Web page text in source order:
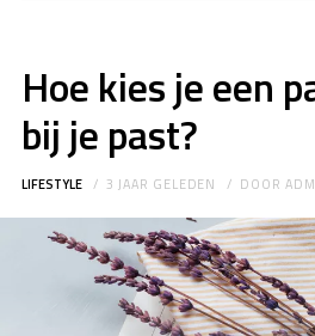
Hoe kies je een
bij je past?
LIFESTYLE 3 JAAR GELEDEN DOOR